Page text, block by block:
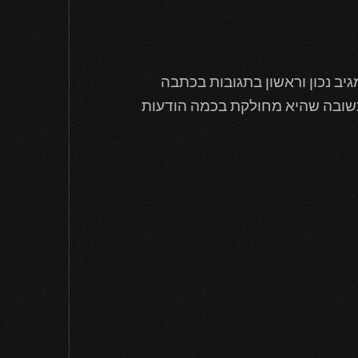
שמגיב נכון וראשון בתגובות בכתבה
שהיא מחולקת בכמה הודעות